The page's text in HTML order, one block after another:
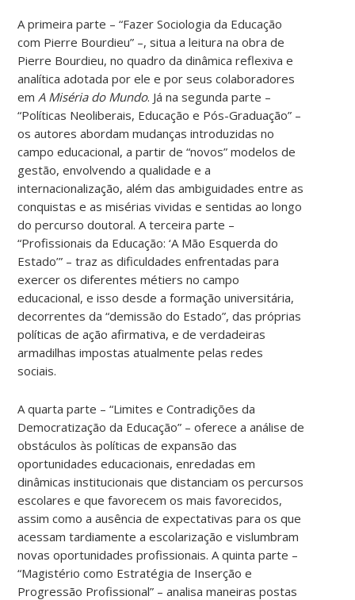
A primeira parte – “Fazer Sociologia da Educação
com Pierre Bourdieu” –, situa a leitura na obra de
Pierre Bourdieu, no quadro da dinâmica reflexiva e
analítica adotada por ele e por seus colaboradores
em A Miséria do Mundo. Já na segunda parte –
“Políticas Neoliberais, Educação e Pós-Graduação” –
os autores abordam mudanças introduzidas no
campo educacional, a partir de “novos” modelos de
gestão, envolvendo a qualidade e a
internacionalização, além das ambiguidades entre as
conquistas e as misérias vividas e sentidas ao longo
do percurso doutoral. A terceira parte –
“Profissionais da Educação: ‘A Mão Esquerda do
Estado’” – traz as dificuldades enfrentadas para
exercer os diferentes métiers no campo
educacional, e isso desde a formação universitária,
decorrentes da “demissão do Estado”, das próprias
políticas de ação afirmativa, e de verdadeiras
armadilhas impostas atualmente pelas redes
sociais.
A quarta parte – “Limites e Contradições da
Democratização da Educação” – oferece a análise de
obstáculos às políticas de expansão das
oportunidades educacionais, enredadas em
dinâmicas institucionais que distanciam os percursos
escolares e que favorecem os mais favorecidos,
assim como a ausência de expectativas para os que
acessam tardiamente a escolarização e vislumbram
novas oportunidades profissionais. A quinta parte –
“Magistério como Estratégia de Inserção e
Progressão Profissional” – analisa maneiras postas